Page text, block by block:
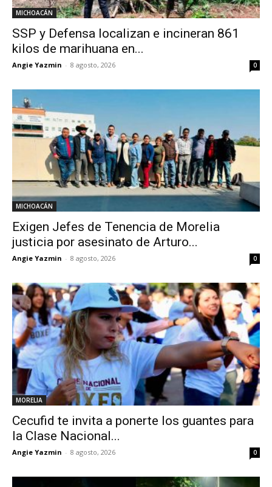
MICHOACÁN
SSP y Defensa localizan e incineran 861
kilos de marihuana en...
Angie Yazmin - 8 agosto, 2026 0
MICHOACÁN
Exigen Jefes de Tenencia de Morelia
justicia por asesinato de Arturo...
Angie Yazmin - 8 agosto, 2026 0
MORELIA
Cecufid te invita a ponerte los guantes para
la Clase Nacional...
Angie Yazmin - 8 agosto, 2026 0